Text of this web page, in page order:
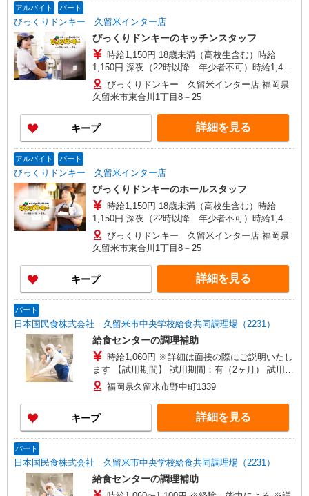
アルバイト パート
びっくりドンキー 久留米インター店
びっくりドンキーのキッチンスタッフ
時給1,150円 18歳未満（高校生含む）時給
1,150円 深夜（22時以降 年少者不可）時給1,438
円 ☆土日祝日手当：時給＋100円 ☆12月31日〜1
月3日まで年末年始手当有（時給アップ）
びっくりドンキー 久留米インター店 福岡県
久留米市東合川1丁目8－25
キープ 詳細を見る
アルバイト パート
びっくりドンキー 久留米インター店
びっくりドンキーのホールスタッフ
時給1,150円 18歳未満（高校生含む）時給
1,150円 深夜（22時以降 年少者不可）時給1,438
円 ☆土日祝日手当：時給＋100円 ☆12月31日〜1
月3日まで年末年始手当有（時給アップ）
びっくりドンキー 久留米インター店 福岡県
久留米市東合川1丁目8－25
キープ 詳細を見る
パート
日本国民食株式会社 久留米市中央学校給食共同調理場（2231）
給食センターの調理補助
時給1,060円 ※詳細は面接の際にご説明いたし
ます 【試用期間】 試用期間：有（2ヶ月） 試用期
間中の労働条件：変更なし
福岡県久留米市野中町1339
キープ 詳細を見る
パート
日本国民食株式会社 久留米市中央学校給食共同調理場（2231）
給食センターの調理補助